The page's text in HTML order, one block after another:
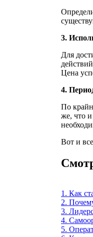
3.
Для
Цена
4.
По
же, что
Вот и
1. Как
2.
3.
4.
5.